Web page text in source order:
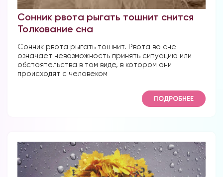
Сонник рвота рыгать тошнит снится
Толкование сна
Сонник рвота рыгать тошнит. Рвота во сне
означает невозможность принять ситуацию или
обстоятельства в том виде, в котором они
происходят с человеком
ПОДРОБНЕЕ